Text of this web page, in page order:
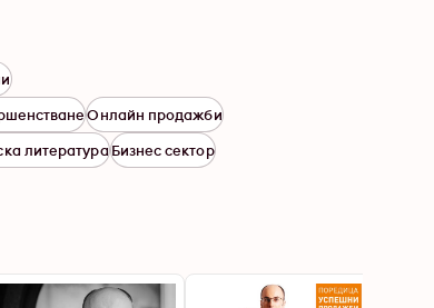
Онлайн продажби
литератураБизнес сектор